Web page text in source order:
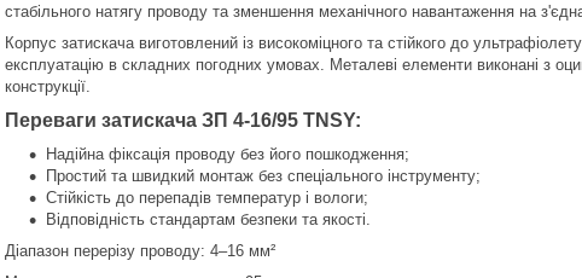
стабільного натягу проводу та зменшення механічного навантаження на
Корпус затискача виготовлений із високоміцного та стійкого до
експлуатацію в складних погодних умовах. Металеві елементи виконані з
конструкції.
Переваги затискача ЗП 4-16/95 TNSY:
Надійна фіксація проводу без його пошкодження;
Простий та швидкий монтаж без спеціального інструменту;
Стійкість до перепадів температур і вологи;
Відповідність стандартам безпеки та якості.
Діапазон перерізу проводу: 4–16 мм²